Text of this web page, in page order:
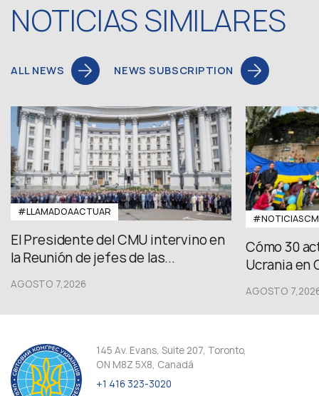
NOTICIAS SIMILARES
ALL NEWS NEWS SUBSCRIPTION
#LLAMADOAACTUAR
El Presidente del CMU intervino en
la Reunión de jefes de las...
AGOSTO 7,2026
Cómo 30
Ucrania en
AGOSTO
145 Av. Evans, Suite 207, Toronto,
ON M8Z 5X8, Canadá
+1 416 323-3020